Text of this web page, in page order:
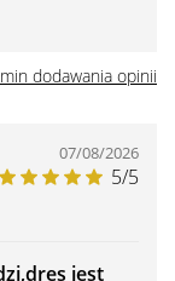
dodawania opinii
07/08/2026
5/5
jest